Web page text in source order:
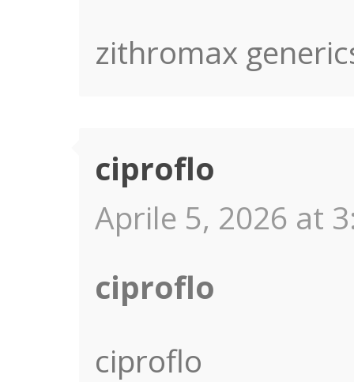
zithromax
ciproflo
Aprile 5, 2026 at
ciproflo
ciproflo